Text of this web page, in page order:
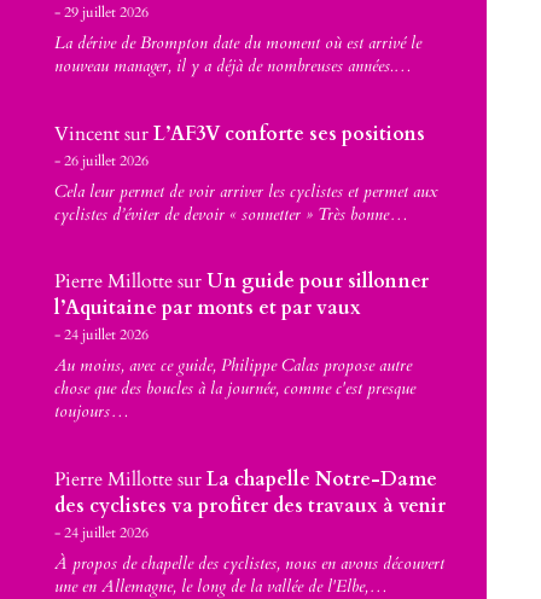
29 juillet 2026
La dérive de Brompton date du moment où est arrivé le
nouveau manager, il y a déjà de nombreuses années.…
VincentsurL’AF3V conforte ses positions
26 juillet 2026
Cela leur permet de voir arriver les cyclistes et permet aux
cyclistes d’éviter de devoir « sonnetter » Très bonne…
Pierre MillottesurUn guide pour sillonner
l’Aquitaine par monts et par vaux
24 juillet 2026
Au moins, avec ce guide, Philippe Calas propose autre
chose que des boucles à la journée, comme c'est presque
toujours…
Pierre MillottesurLa chapelle Notre-Dame
des cyclistes va profiter des travaux à venir
24 juillet 2026
À propos de chapelle des cyclistes, nous en avons découvert
une en Allemagne, le long de la vallée de l'Elbe,…